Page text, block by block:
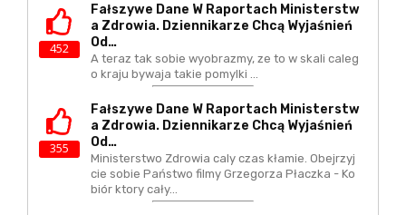
452
Fałszywe Dane W Raportach Ministerstw
A Zdrowia. Dziennikarze Chcą Wyjaśnień
Od…
A teraz tak sobie wyobrazmy, ze to w skali caleg
o kraju bywaja takie pomylki ...
355
Fałszywe Dane W Raportach Ministerstw
A Zdrowia. Dziennikarze Chcą Wyjaśnień
Od…
Ministerstwo Zdrowia caly czas kłamie. Obejrzyj
cie sobie Państwo filmy Grzegorza Płaczka - Ko
biór ktory cały…